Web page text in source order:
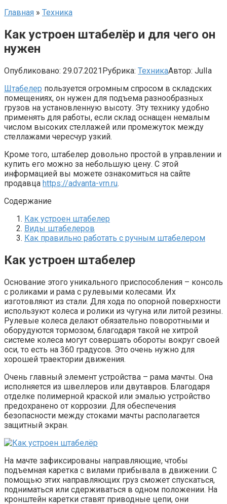
Главная » Техника
Как устроен штабелёр и для чего он
нужен
Опубликовано: 29.07.2021Рубрика: ТехникаАвтор: JulIa
Штабелер пользуется огромным спросом в складских
помещениях, он нужен для подъема разнообразных
грузов на установленную высоту. Эту технику удобно
применять для работы, если склад оснащен немалым
числом высоких стеллажей или промежуток между
стеллажами чересчур узкий.
Кроме того, штабелер довольно простой в управлении и
купить его можно за небольшую цену. С этой
информацией вы можете ознакомиться на сайте
продавца https://advanta-vrn.ru.
Содержание
Как устроен штабелер
Виды штабелеров
Как правильно работать с ручным штабелером
Как устроен штабелер
Основание этого уникального приспособления – консоль
с роликами и рама с рулевыми колесами. Их
изготовляют из стали. Для хода по опорной поверхности
используют колеса и ролики из чугуна или литой резины.
Рулевые колеса делают обязательно поворотными и
оборудуются тормозом, благодаря такой не хитрой
системе колеса могут совершать обороты вокруг своей
оси, то есть на 360 градусов. Это очень нужно для
хорошей траектории движения.
Очень главный элемент устройства – рама мачты. Она
исполняется из швеллеров или двутавров. Благодаря
отделке полимерной краской или эмалью устройство
предохранено от коррозии. Для обеспечения
безопасности между стоками мачты располагается
защитный экран.
На мачте зафиксированы направляющие, чтобы
подъемная каретка с вилами прибывала в движении. С
помощью этих направляющих груз сможет спускаться,
подниматься или сдерживаться в одном положении. На
кронштейн каретки ставят приводные цепи, они